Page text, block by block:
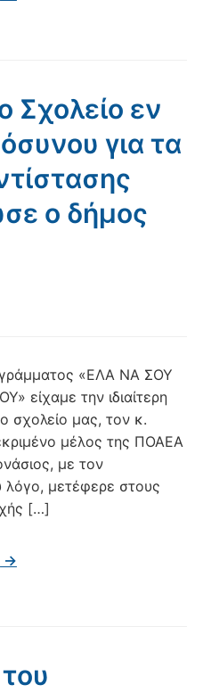
Σχολείο εν
για τα
ο δήμος
«ΕΛΑ ΝΑ ΣΟΥ
είχαμε την ιδιαίτερη
σχολείο μας, τον κ.
μέλος της ΠΟΑΕΑ
με τον
λόγο, μετέφερε στους
[…]
→